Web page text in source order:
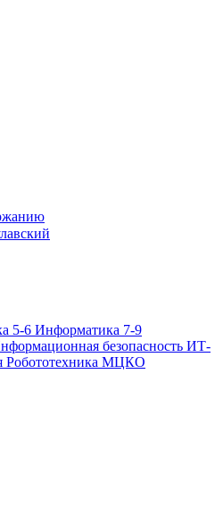
5-6 Информатика 7-9
безопасность ИТ-
Робототехника МЦКО